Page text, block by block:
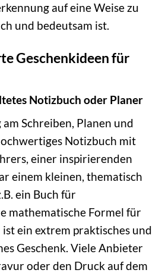
auf eine Weise zu
und bedeutsam ist.
Geschenkideen für
Notizbuch oder Planer
Schreiben, Planen und
Notizbuch mit
einer inspirierenden
einem kleinen, thematisch
ein Buch für
mathematische Formel für
ein extrem praktisches und
Geschenk. Viele Anbieter
oder den Druck auf dem